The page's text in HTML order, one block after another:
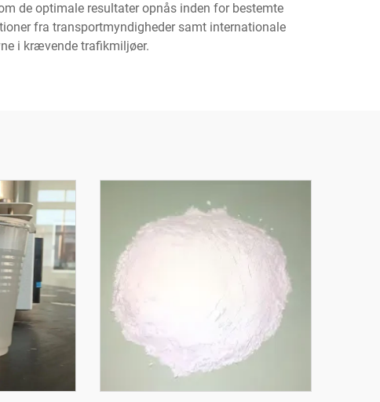
de optimale resultater opnås inden for bestemte
fra transportmyndigheder samt internationale
i krævende trafikmiljøer.